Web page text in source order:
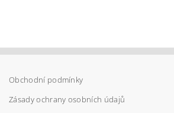
Obchodní podmínky
Zásady ochrany osobních údajů